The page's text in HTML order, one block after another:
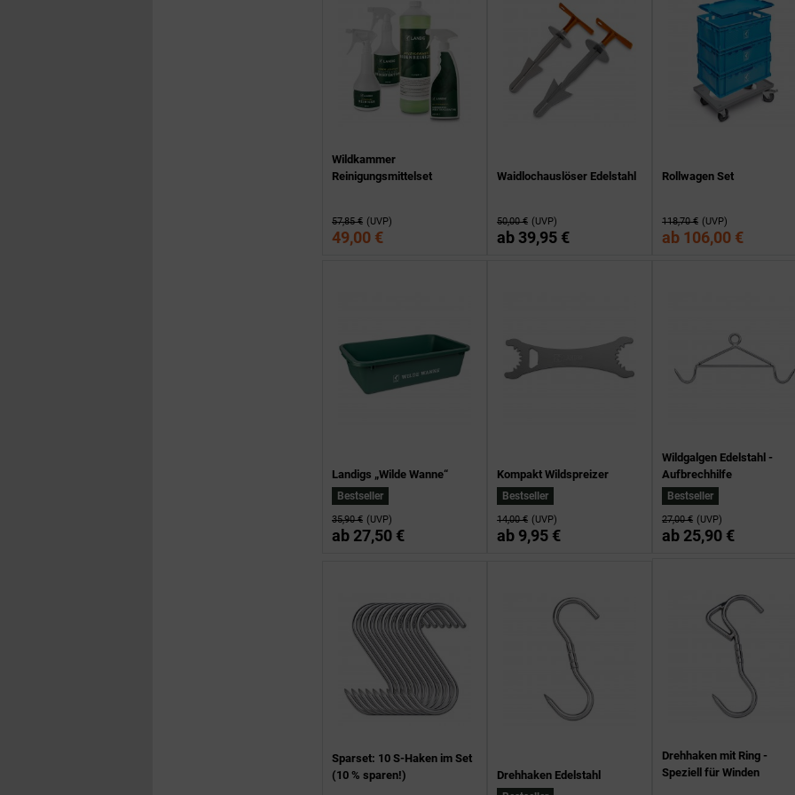
Wildkammer
Reinigungsmittelset
57,85 € (UVP)
49,00 €
Waidlochauslöser Edelstahl
50,00 € (UVP)
ab 39,95 €
Rollwagen Set
118,70 € (UVP)
ab 106,00 €
Landigs „Wilde Wanne“
Bestseller
35,90 € (UVP)
ab 27,50 €
Kompakt Wildspreizer
Bestseller
14,00 € (UVP)
ab 9,95 €
Wildgalgen Edelstahl -
Aufbrechhilfe
Bestseller
27,00 € (UVP)
ab 25,90 €
Sparset: 10 S-Haken im Set
(10 % sparen!)
Drehhaken Edelstahl
Drehhaken mit Ring -
Speziell für Winden